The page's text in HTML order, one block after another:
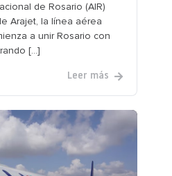
de Rosario (AIR)
Arajet, la línea aérea
a unir Rosario con
[...]
Leer más